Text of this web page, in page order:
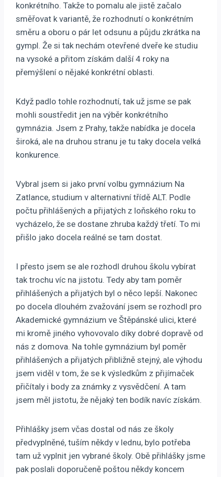
konkrétního. Takže to pomalu ale jistě začalo
směřovat k variantě, že rozhodnutí o konkrétním
směru a oboru o pár let odsunu a půjdu zkrátka na
gympl. Že si tak nechám otevřené dveře ke studiu
na vysoké a přitom získám další 4 roky na
přemýšlení o nějaké konkrétní oblasti.
Když padlo tohle rozhodnutí, tak už jsme se pak
mohli soustředit jen na výběr konkrétního
gymnázia. Jsem z Prahy, takže nabídka je docela
široká, ale na druhou stranu je tu taky docela velká
konkurence.
Vybral jsem si jako první volbu gymnázium Na
Zatlance, studium v alternativní třídě ALT. Podle
počtu přihlášených a přijatých z loňského roku to
vycházelo, že se dostane zhruba každý třetí. To mi
přišlo jako docela reálné se tam dostat.
I přesto jsem se ale rozhodl druhou školu vybírat
tak trochu víc na jistotu. Tedy aby tam poměr
přihlášených a přijatých byl o něco lepší. Nakonec
po docela dlouhém zvažování jsem se rozhodl pro
Akademické gymnázium ve Štěpánské ulici, které
mi kromě jiného vyhovovalo díky dobré dopravě od
nás z domova. Na tohle gymnázium byl poměr
přihlášených a přijatých přibližně stejný, ale výhodu
jsem viděl v tom, že se k výsledkům z přijímaček
přičítaly i body za známky z vysvědčení. A tam
jsem měl jistotu, že nějaký ten bodík navíc získám.
Přihlášky jsem včas dostal od nás ze školy
předvyplněné, tuším někdy v lednu, bylo potřeba
tam už vyplnit jen vybrané školy. Obě přihlášky jsme
pak poslali doporučeně poštou někdy koncem